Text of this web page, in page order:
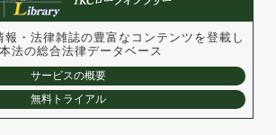
報・法律雑誌の豊富なコンテンツを登載し
法の総合法律データベース
サービスの概要
無料トライアル